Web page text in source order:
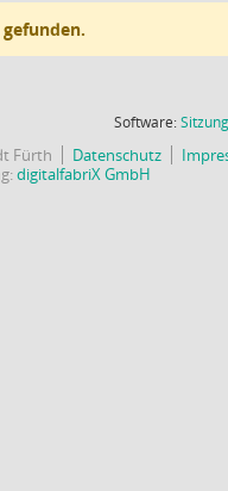
Software:
Fürth Datenschutz
digitalfabriX GmbH